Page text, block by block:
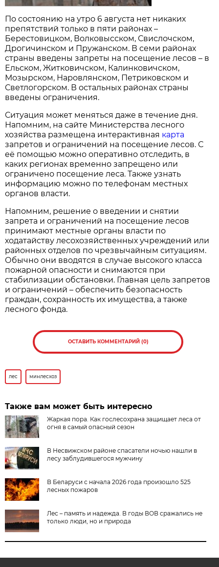
По состоянию на утро 6 августа нет никаких
препятствий только в пяти районах –
Берестовицком, Волковысском, Свислочском,
Дрогичинском и Пружанском. В семи районах
страны введены запреты на посещение лесов – в
Ельском, Житковичском, Калинковичском,
Мозырском, Наровлянском, Петриковском и
Светлогорском. В остальных районах страны
введены ограничения.
Ситуация может меняться даже в течение дня.
Напомним, на сайте Министерства лесного
хозяйства размещена интерактивная карта
запретов и ограничений на посещение лесов. С
её помощью можно оперативно отследить, в
каких регионах временно запрещено или
ограничено посещение леса. Также узнать
информацию можно по телефонам местных
органов власти.
Напомним, решение о введении и снятии
запрета и ограничений на посещение лесов
принимают местные органы власти по
ходатайству лесохозяйственных учреждений или
районных отделов по чрезвычайным ситуациям.
Обычно они вводятся в случае высокого класса
пожарной опасности и снимаются при
стабилизации обстановки. Главная цель запретов
и ограничений – обеспечить безопасность
граждан, сохранность их имущества, а также
лесного фонда.
ОСТАВИТЬ КОММЕНТАРИЙ (0)
лес минлесхоз
Также вам может быть интересно
Жаркая пора. Как гослесохрана защищает леса от
огня в самый опасный сезон
В Несвижском районе спасатели ночью нашли в
лесу заблудившегося мужчину
В Беларуси с начала 2026 года произошло 525
лесных пожаров
Лес – память и надежда. В годы ВОВ сражались не
только люди, но и природа